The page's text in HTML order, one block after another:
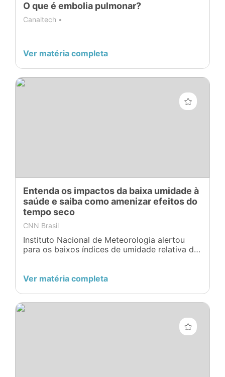
O que é embolia pulmonar?
Canaltech •
Ver matéria completa
Entenda os impactos da baixa umidade à
saúde e saiba como amenizar efeitos do
tempo seco
CNN Brasil
Instituto Nacional de Meteorologia alertou
para os baixos índices de umidade relativa do
Ver matéria completa